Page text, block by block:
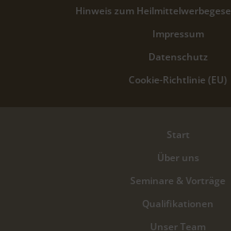
Hinweis zum
Impressum
Datenschutz
Cookie-Richtlinie (EU)
Start
Über uns
Seminare & Vorträge
Qualifikationen
Unser Team